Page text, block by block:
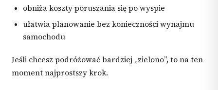
obniża koszty poruszania się po wyspie
ułatwia planowanie bez konieczności wynajmu
samochodu
Jeśli chcesz podróżować bardziej „zielono”, to na ten
moment najprostszy krok.